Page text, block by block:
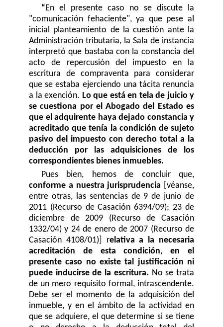
“En el presente caso no se discute la
"comunicación fehaciente", ya que pese al
inicial planteamiento de la cuestión ante la
Administración tributaria, la Sala de instancia
interpretó que bastaba con la constancia del
acto de repercusión del impuesto en la
escritura de compraventa para considerar
que se estaba ejerciendo una tácita renuncia
a la exención. Lo que está en tela de juicio y
se cuestiona por el Abogado del Estado es
que el adquirente haya dejado constancia y
acreditado que tenía la condición de sujeto
pasivo del impuesto con derecho total a la
deducción por las adquisiciones de los
correspondientes bienes inmuebles.
Pues bien, hemos de concluir que,
conforme a nuestra jurisprudencia [véanse,
entre otras, las sentencias de 9 de junio de
2011 (Recurso de Casación 6394/09); 23 de
diciembre de 2009 (Recurso de Casación
1332/04) y 24 de enero de 2007 (Recurso de
Casación 4108/01)] relativa a la necesaria
acreditación de esta condición,en el
presente caso no existe tal justificación ni
puede inducirse de la escritura. No se trata
de un mero requisito formal, intrascendente.
Debe ser el momento de la adquisición del
inmueble, y en el ámbito de la actividad en
que se adquiere, el que determine si se tiene